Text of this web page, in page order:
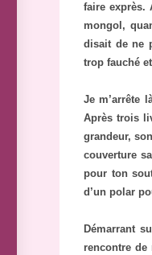
faire exprès.
mongol,
disait de ne
trop fauché
Je m’arrête
Après trois
grandeur,
couverture
pour ton
d’un polar
Démarrant
rencontre de